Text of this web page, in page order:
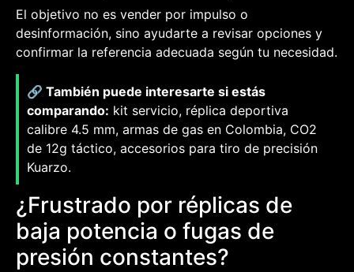
El objetivo no es vender por impulso o
desinformación, sino ayudarte a revisar opciones y
confirmar la referencia adecuada según tu necesidad.
🔗 También puede interesarte si estás
comparando: kit servicio, réplica deportiva
calibre 4.5 mm, armas de gas en Colombia, CO2
de 12g táctico, accesorios para tiro de precisión
Kuarzo.
¿Frustrado por réplicas de
baja potencia o fugas de
presión constantes?